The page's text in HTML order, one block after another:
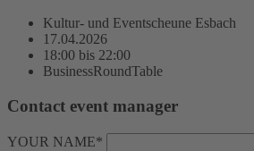
Kultur- und Eventscheune Esbach
17.04.2026
18:00 bis 22:00
BusinessRoundTable
Contact event manager
YOUR NAME*